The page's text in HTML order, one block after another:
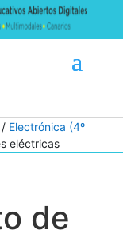
/ Electrónica (4º
eléctricas
de